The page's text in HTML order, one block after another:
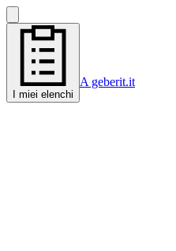
I miei elenchi
A geberit.it